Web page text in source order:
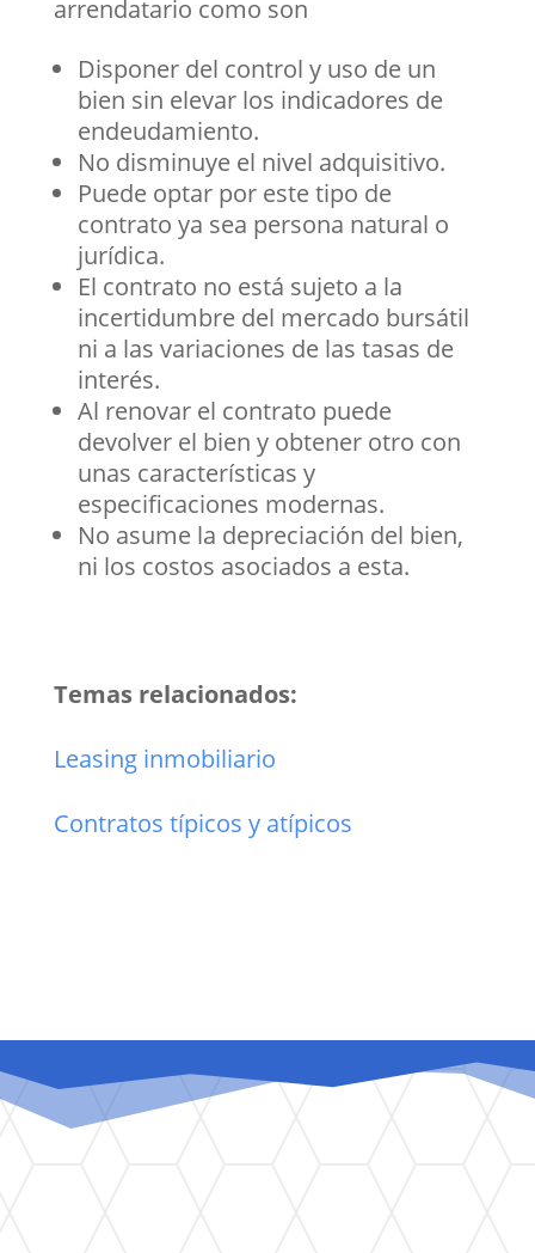
arrendatario como son
Disponer del control y uso de un
bien sin elevar los indicadores de
endeudamiento.
No disminuye el nivel adquisitivo.
Puede optar por este tipo de
contrato ya sea persona natural o
jurídica.
El contrato no está sujeto a la
incertidumbre del mercado bursátil
ni a las variaciones de las tasas de
interés.
Al renovar el contrato puede
devolver el bien y obtener otro con
unas características y
especificaciones modernas.
No asume la depreciación del bien,
ni los costos asociados a esta.
Temas relacionados:
Leasing inmobiliario
Contratos típicos y atípicos